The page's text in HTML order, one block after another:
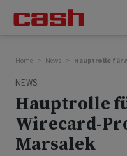
Home News Hauptrolle für
NEWS
Hauptrolle
Wirecard-
Marsalek